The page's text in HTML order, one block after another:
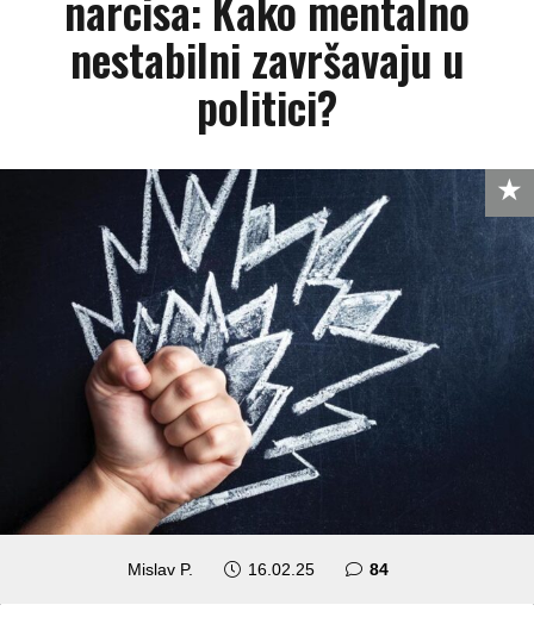
nestabilni završavaju u
politici?
Mislav P. 16.02.25 84komentara